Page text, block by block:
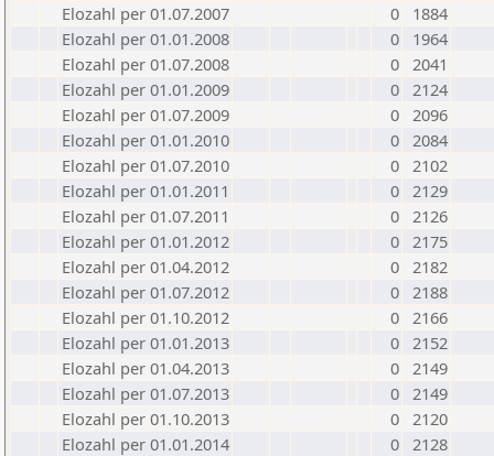
Elozahl per 01.07.2007
0
1884
Elozahl per 01.01.2008
0
1964
Elozahl per 01.07.2008
0 2041
Elozahl per 01.01.2009
0 2124
Elozahl per 01.07.2009
0 2096
Elozahl per 01.01.2010
0 2084
Elozahl per 01.07.2010
0 2102
Elozahl per 01.01.2011
0 2129
Elozahl per 01.07.2011
0 2126
Elozahl per 01.01.2012
0 2175
Elozahl per 01.04.2012
0 2182
Elozahl per 01.07.2012
0 2188
Elozahl per 01.10.2012
0 2166
Elozahl per 01.01.2013
0 2152
Elozahl per 01.04.2013
0 2149
Elozahl per 01.07.2013
0 2149
Elozahl per 01.10.2013
0 2120
Elozahl per 01.01.2014
0 2128